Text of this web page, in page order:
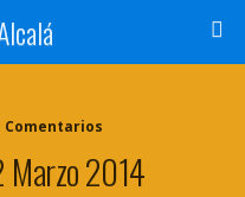
Comentarios
Marzo 2014